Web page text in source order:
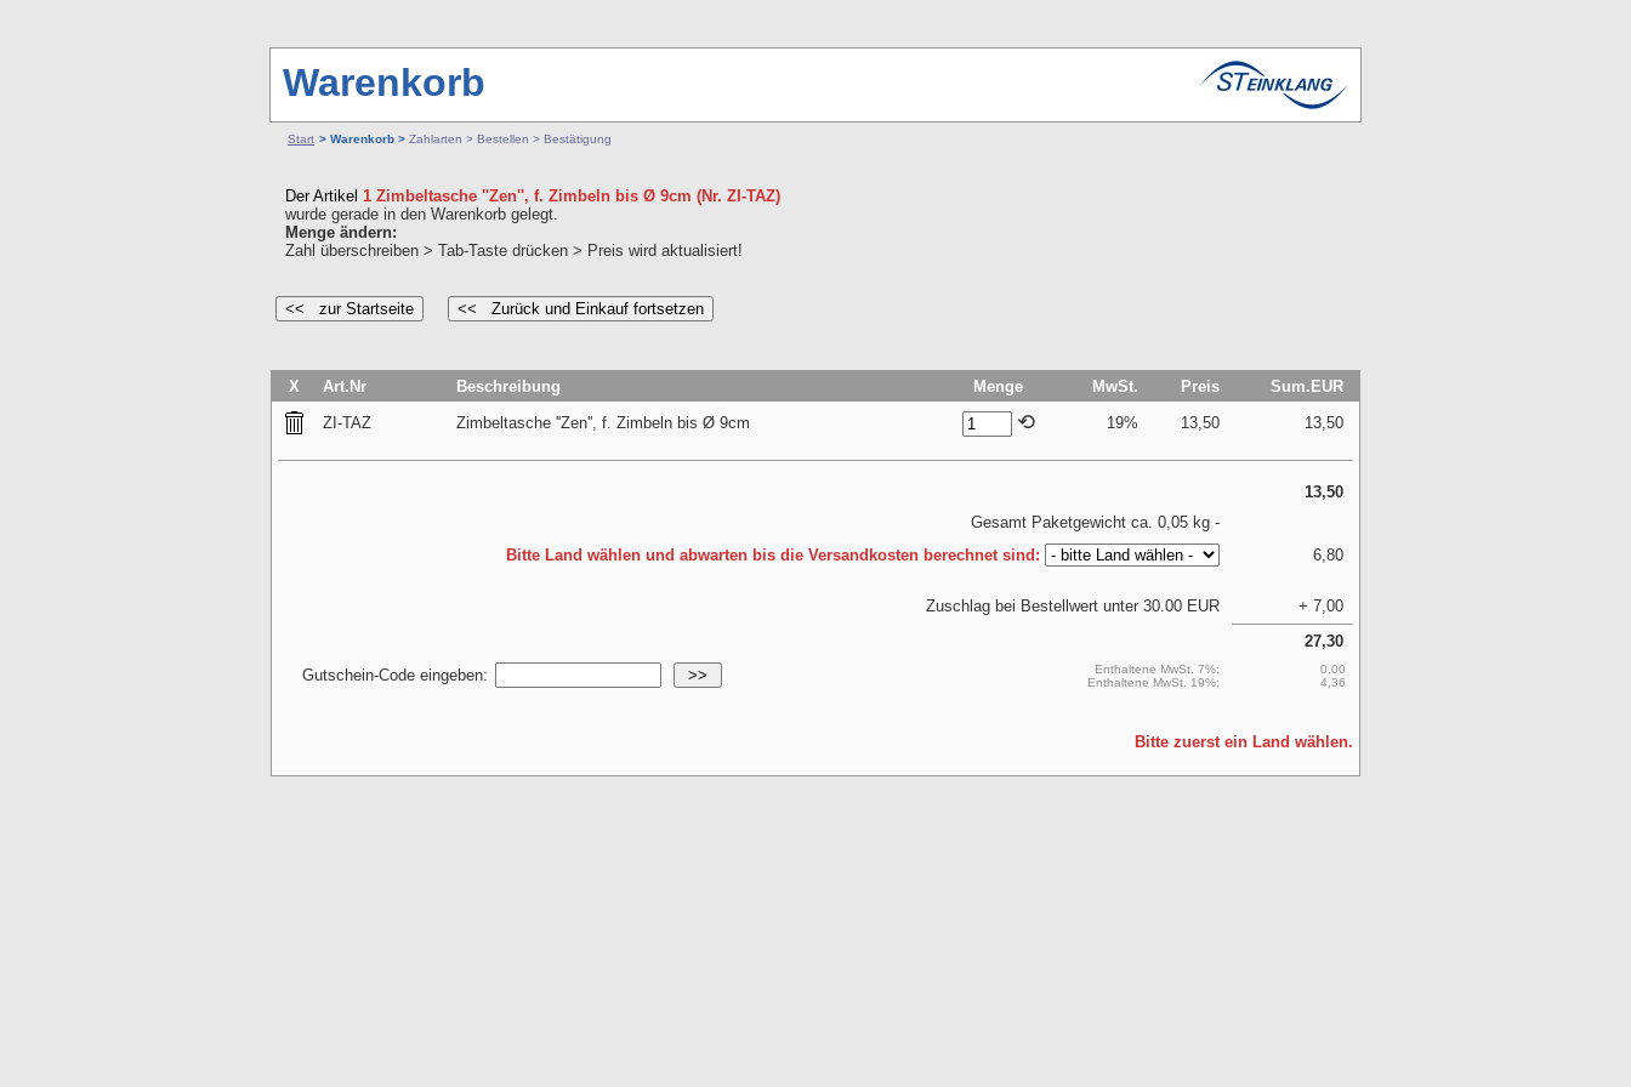
Warenkorb
Start > Warenkorb > Zahlarten > Bestellen > Bestätigung
Der Artikel 1 Zimbeltasche ''Zen'', f. Zimbeln bis Ø 9cm (Nr. ZI-TAZ)
wurde gerade in den Warenkorb gelegt.
Menge ändern:
Zahl überschreiben > Tab-Taste drücken > Preis wird aktualisiert!
X Art.Nr Beschreibung Menge MwSt. Preis
Sum.EUR
ZI-TAZ
Zimbeltasche ''Zen'', f. Zimbeln bis Ø 9cm ⟲ 19% 13,50 13,50
13,50
Gesamt Paketgewicht ca. 0,05 kg -
Bitte Land wählen und abwarten bis die Versandkosten berechnet sind:
6,80
Zuschlag bei Bestellwert unter 30.00 EUR
+ 7,00
27,30
Gutschein-Code eingeben:
>>
Enthaltene MwSt. 7%:
Enthaltene MwSt. 19%:
0,00
4,36
Bitte zuerst ein Land wählen.